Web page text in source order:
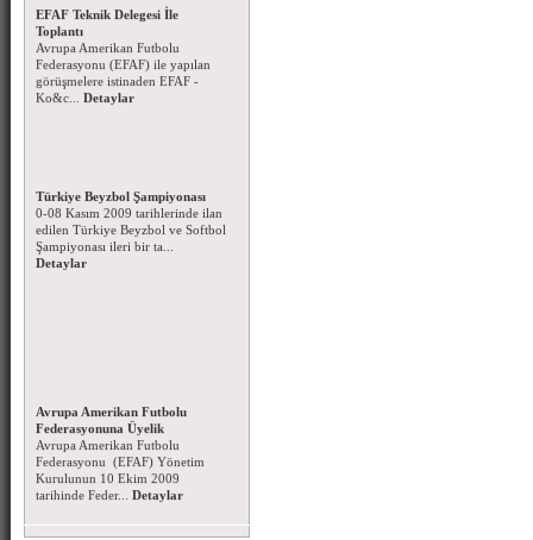
EFAF Teknik Delegesi İle
Toplantı
Avrupa Amerikan Futbolu
Federasyonu (EFAF) ile yapılan
görüşmelere istinaden EFAF -
Ko&c...Detaylar
0-08 Kasım 2009 tarihlerinde ilan
edilen Türkiye Beyzbol ve Softbol
Şampiyonası ileri bir ta...
Detaylar
Federasyonuna Üyelik
Avrupa Amerikan Futbolu
Federasyonu (EFAF) Yönetim
Kurulunun 10 Ekim 2009
tarihinde Feder...Detaylar